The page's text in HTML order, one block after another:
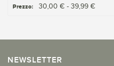
Prezzo: 30,00 € - 39,99 €
NEWSLETTER